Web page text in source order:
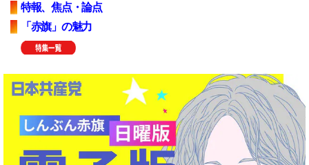
特報、焦点・論点
「赤旗」の魅力